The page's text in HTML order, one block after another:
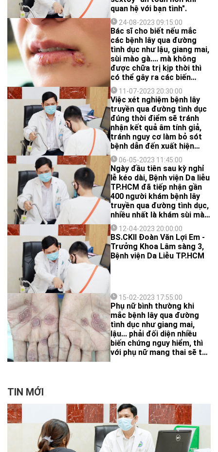
quan hệ với bạn tình".
24-08-2023 09:15:00
Bác sĩ cho biết nếu mắc
các bệnh lây qua đường
tình dục như lậu, giang mai,
sùi mào gà.... mà không
được chữa trị kịp thời thì
có thể gây ra các biến
chứng nguy hiểm
11-07-2023 20:30:00
Việc xét nghiệm bệnh lây
truyền qua đường tình dục
đúng thời điểm sẽ tránh
nhận kết quả âm tính giả,
tránh nguy cơ làm bỏ sót
bệnh dẫn đến xuất hiện
biến chứng do không điều
trị kịp thời và làm lây lan
bệnh.
06-05-2023 11:45:00
Ngày đầu tiên sau kỳ nghỉ
lễ kéo dài, Bệnh viện Da liễu
TP.HCM đã tiếp nhận gần
400 người khám bệnh lây
truyền qua đường tình dục,
nhiều nhất là khám sùi mào
gà.12-04-2023 20:00:00
BS.CKII Đoàn Văn Lợi Em -
Trưởng Khoa Lâm sàng 3,
Bệnh viện Da Liễu TP.HCM
15-02-2023 17:55:00
Phụ nữ bình thường khi
mắc bệnh lây qua đường
tình dục như giang mai,
lậu... phải đối diện nhiều
biến chứng nguy hiểm, thì
với phụ nữ mang thai sẽ tác
TIN MỚI